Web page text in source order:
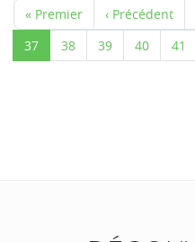
« Premier ‹ Précédent
37
38 39 40 41